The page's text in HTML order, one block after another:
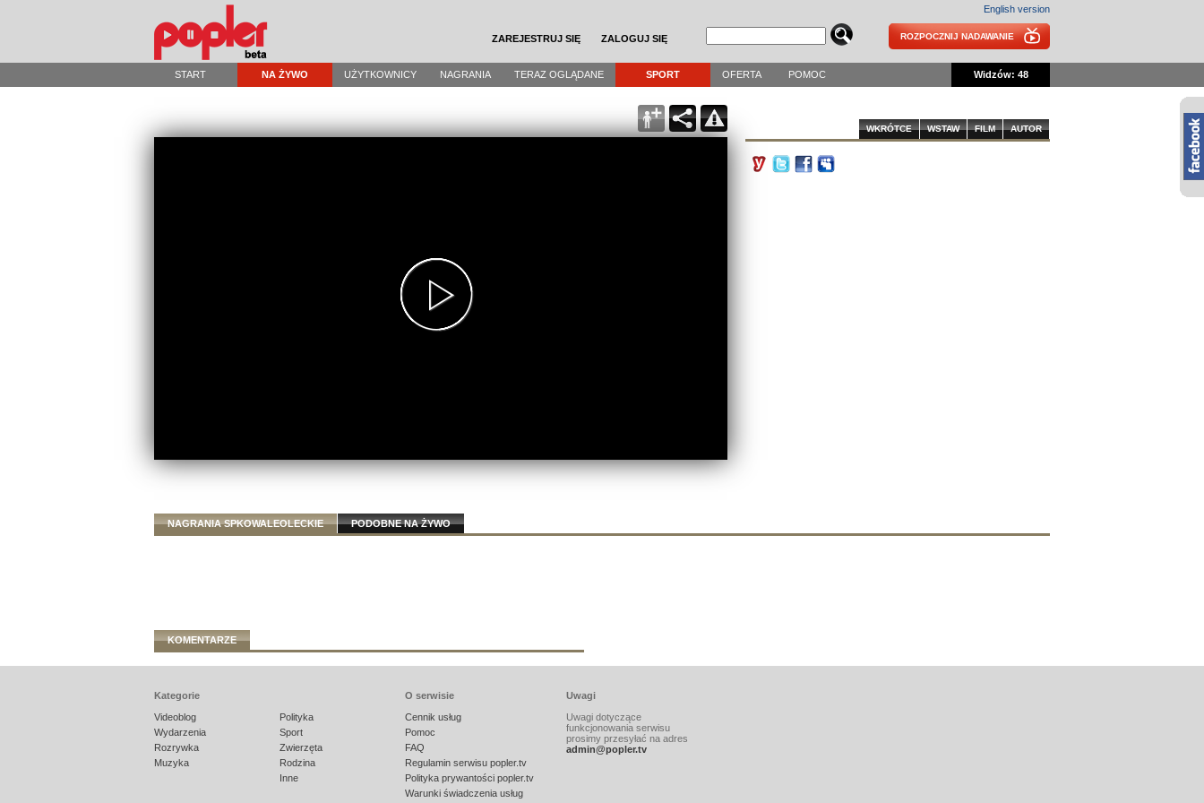
ZAREJESTRUJ SIĘ ZALOGUJ SIĘ
English version
ROZPOCZNIJ NADAWANIE
START NA ŻYWO UŻYTKOWNICY NAGRANIA TERAZ OGLĄDANE SPORT OFERTA POMOC Widzów: 48
AUTOR
FILM
WSTAW
WKRÓTCE
NAGRANIA SPKOWALEOLECKIE PODOBNE NA ŻYWO
KOMENTARZE
Kategorie
Videoblog
Wydarzenia
Rozrywka
Muzyka
Polityka
Sport
Zwierzęta
Rodzina
Inne
O serwisie
Cennik usług
Pomoc
FAQ
Regulamin serwisu popler.tv
Polityka prywantości popler.tv
Warunki świadczenia usług
Uwagi
Uwagi dotyczące
funkcjonowania serwisu
prosimy przesyłać na adres
admin@popler.tv